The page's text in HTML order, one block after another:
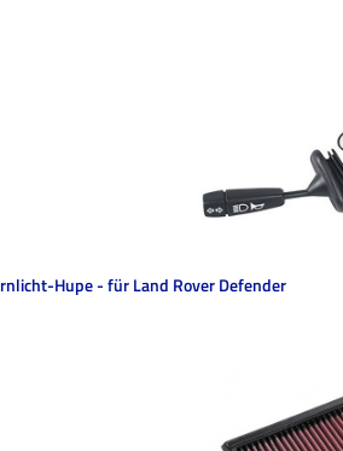
Hupe - für Land Rover Defender